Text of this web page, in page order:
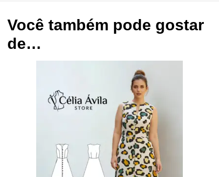
Você também pode gostar
de…